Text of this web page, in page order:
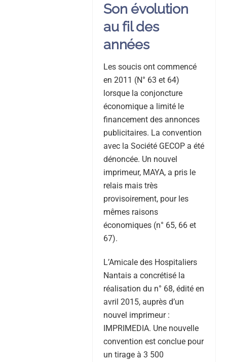
Son évolution
au fil des
années
Les soucis ont commencé
en 2011 (N° 63 et 64)
lorsque la conjoncture
économique a limité le
financement des annonces
publicitaires. La convention
avec la Société GECOP a été
dénoncée. Un nouvel
imprimeur, MAYA, a pris le
relais mais très
provisoirement, pour les
mêmes raisons
économiques (n° 65, 66 et
67).
L’Amicale des Hospitaliers
Nantais a concrétisé la
réalisation du n° 68, édité en
avril 2015, auprès d’un
nouvel imprimeur :
IMPRIMEDIA. Une nouvelle
convention est conclue pour
un tirage à 3 500